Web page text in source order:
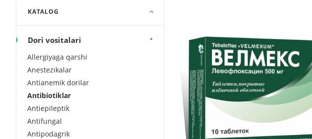
KATALOG
Dori vositalari
Allergiyaga qarshi
Anestezikalar
Antianemik dorilar
Antibiotiklar
Antiepileptik
Antifungal
Antipodagrik